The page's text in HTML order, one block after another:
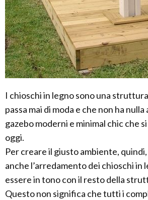
I chioschi in legno sono una
passa mai di moda e che non ha
gazebo moderni e minimal chic che
oggi.
Per creare il giusto ambiente,
anche l’arredamento dei chioschi in
essere in tono con il resto della
Questo non significa che tutti i